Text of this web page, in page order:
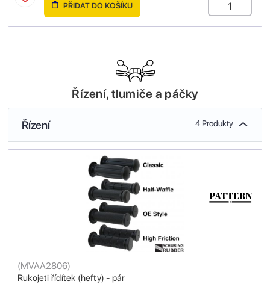
PŘIDAT DO KOŠÍKU
Řízení, tlumiče a páčky
Řízení 4 Produkty
Rukojeti řídítek (hefty) - pár
(MVAA2806)